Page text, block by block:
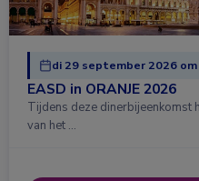
di 29 september 2026 om
EASD in ORANJE 2026
Tijdens deze dinerbijeenkomst
van het …